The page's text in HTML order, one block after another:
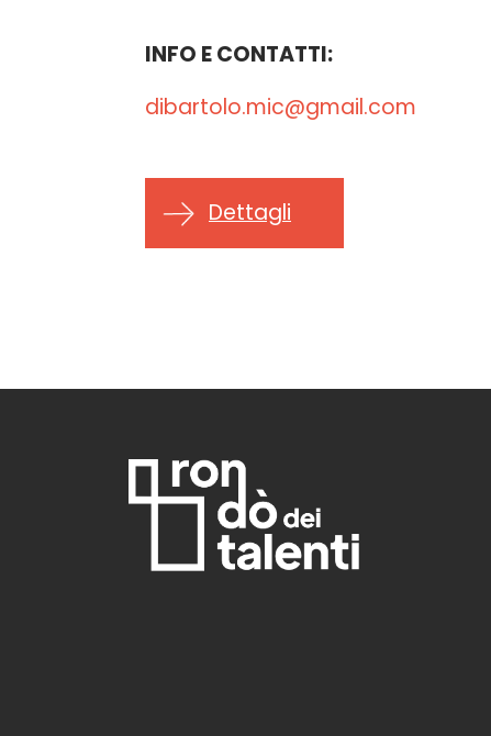
INFO E CONTATTI:
dibartolo.mic@gmail.com
Dettagli